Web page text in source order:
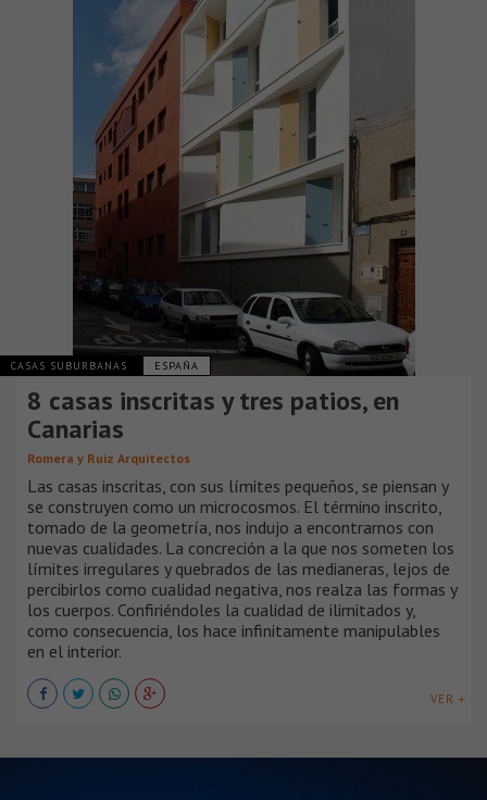
CASAS SUBURBANAS ESPAÑA
8 casas inscritas y tres patios, en
Canarias
Romera y Ruiz Arquitectos
Las casas inscritas, con sus límites pequeños, se piensan y
se construyen como un microcosmos. El término inscrito,
tomado de la geometría, nos indujo a encontrarnos con
nuevas cualidades. La concreción a la que nos someten los
límites irregulares y quebrados de las medianeras, lejos de
percibirlos como cualidad negativa, nos realza las formas y
los cuerpos. Confiriéndoles la cualidad de ilimitados y,
como consecuencia, los hace infinitamente manipulables
en el interior.
VER +